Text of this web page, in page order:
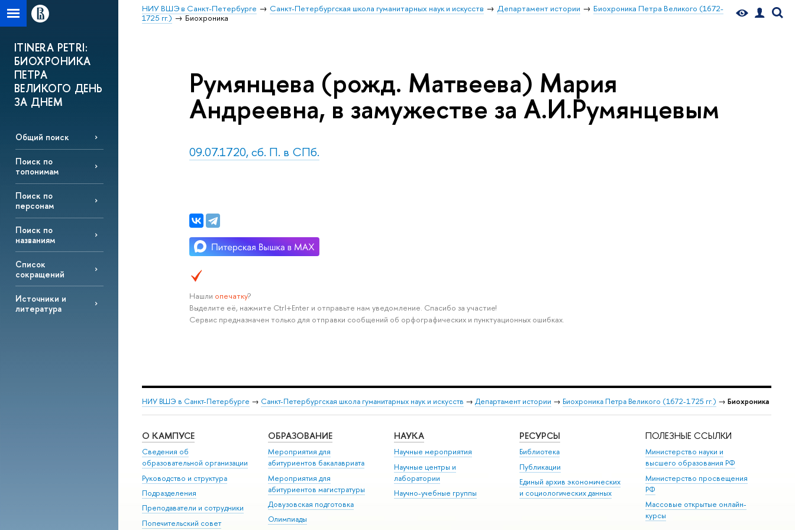
НИУ ВШЭ в Санкт-Петербурге Санкт-Петербургская школа гуманитарных наук и искусств Департамент истории
Биохроника Петра Великого (1672-
1725 гг.)
Биохроника
ITINERA PETRI:
БИОХРОНИКА
ПЕТРА
ВЕЛИКОГО ДЕНЬ
ЗА ДНЕМ
Общий поиск
Поиск по
топонимам
Поиск по
персонам
Поиск по
названиям
Список
сокращений
Источники и
литература
Румянцева (рожд. Матвеева) Мария
Андреевна, в замужестве за А.И.Румянцевым
09.07.1720, сб. П. в СПб.
Нашли опечатку?
Выделите её, нажмите Ctrl+Enter и отправьте нам уведомление. Спасибо за участие!
Сервис предназначен только для отправки сообщений об орфографических и пунктуационных ошибках.
НИУ ВШЭ в Санкт-Петербурге → Санкт-Петербургская школа гуманитарных наук и искусств → Департамент истории → Биохроника Петра Великого (1672-1725 гг.) → Биохроника
О КАМПУСЕ
Сведения об
образовательной организации
Руководство и структура
Подразделения
Преподаватели и сотрудники
Попечительский совет
ОБРАЗОВАНИЕ
Мероприятия для
абитуриентов бакалавриата
Мероприятия для
абитуриентов магистратуры
Довузовская подготовка
Олимпиады
НАУКА
Научные мероприятия
Научные центры и
лаборатории
Научно-учебные группы
РЕСУРСЫ
Библиотека
Публикации
Единый архив экономических
и социологических данных
ПОЛЕЗНЫЕ ССЫЛКИ
Министерство науки и
высшего образования РФ
Министерство просвещения
РФ
Массовые открытые онлайн-
курсы